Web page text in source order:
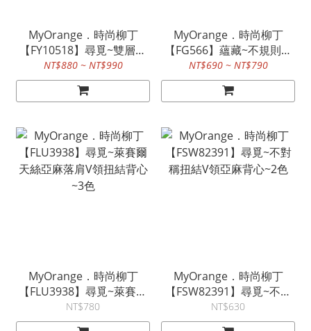
MyOrange．時尚柳丁
【FY10518】尋覓~雙層網
紗西裝領背心燈籠裙套裝
~2款
NT$880 ~ NT$990
MyOrange．時尚柳丁
【FG566】蘊藏~不規則上
衣不對稱百褶裙套裝
NT$690 ~ NT$790
MyOrange．時尚柳丁
【FLU3938】尋覓~萊賽爾
天絲亞麻落肩V領扭結背心
~3色
NT$780
MyOrange．時尚柳丁
【FSW82391】尋覓~不對
稱扭結V領亞麻背心~2色
NT$630